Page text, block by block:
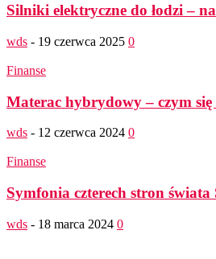
Silniki elektryczne do łodzi –
wds - 19 czerwca 2025 0
Finanse
Materac hybrydowy – czym
wds - 12 czerwca 2024 0
Finanse
Symfonia czterech stron
wds - 18 marca 2024 0